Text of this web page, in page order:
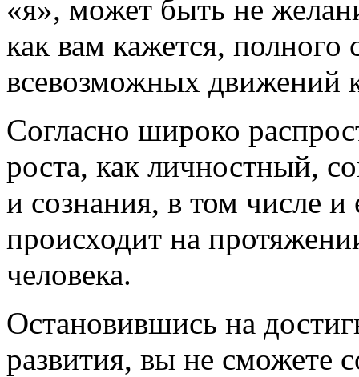
«я», может быть не
как вам кажется,
всевозможных движений
Согласно широко
роста, как личностный,
и сознания, в том числе
происходит на
человека.
Остановившись на
развития, вы не сможете